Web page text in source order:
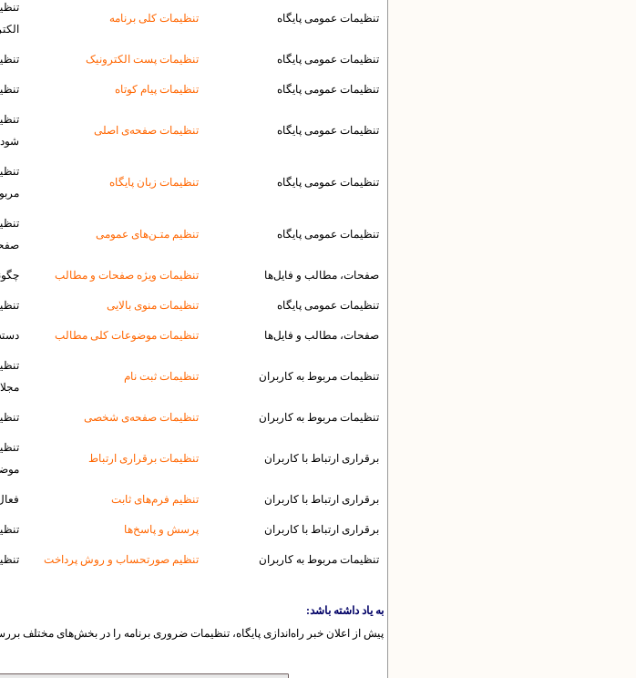
تنظیمات عمومى پایگاه تنظیمات کلى برنامه
تنظیمات عمومى پایگاه تنظیمات پست الکترونیک
تنظیمات عمومى پایگاه تنظیمات پیام کوتاه
تنظیمات عمومى پایگاه تنظیمات صفحه‌ی اصلى
شود
تنظیمات عمومى پایگاه تنظیمات زبان پایگاه
تنظیمات عمومى پایگاه تنظیم متـن‌ها‌ی عمومی
صفحات، مطالب و فایل‌ها تنظیمات ویژه صفحات و مطالب
تنظیمات عمومى پایگاه تنظیمات منوی بالایی
صفحات، مطالب و فایل‌ها تنظیمات موضوعات کلی مطالب
تنظیمات مربوط به کاربران تنظیمات ثبت نام
تنظیمات مربوط به کاربران تنظیمات صفحه‌ی شخصى
برقرارى ارتباط با کاربران تنظیمات برقرارى ارتباط
برقرارى ارتباط با کاربران تنظیم فرم‌هاى ثابت
برقرارى ارتباط با کاربران پرسش و پاسخ‌ها
تنظیمات مربوط به کاربران تنظیم صورتحساب و روش پرداخت
به یاد داشته باشد:
پیش از اعلان خبر راه‌اندازی پایگاه، تنظیمات ضروری برنامه را در بخش‌های مختلف